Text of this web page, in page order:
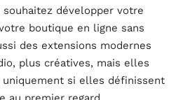
développer votre
boutique en ligne sans
des extensions modernes
plus créatives, mais elles
si elles définissent